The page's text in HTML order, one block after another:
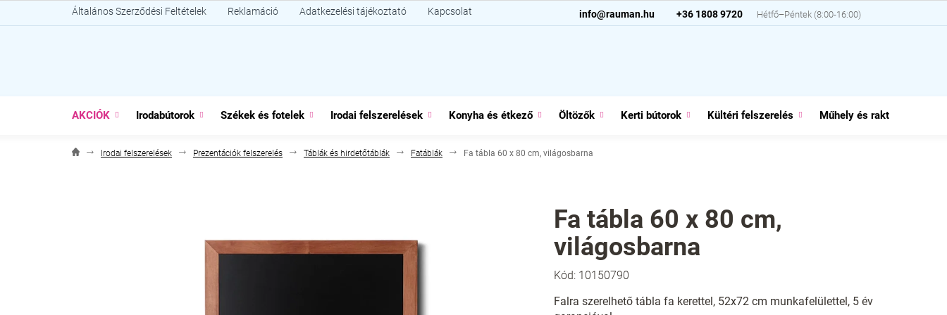
a
+36 1808 9720
info@rauman.hu
Általános Szerződési Feltételek Reklamáció Adatkezelési tájékoztató Kapcsolat
AKCIÓK Irodabútorok Székek és fotelek Irodai felszerelések Konyha és étkező Öltözők Kerti bútorok Kültéri felszerelés Műhely és raktár
Irodai felszerelések Prezentációk felszerelés Táblák és hirdetőtáblák Fatáblák Fa tábla 60 x 80 cm, világosbarna
Fa tábla 60 x 80 cm,
világosbarna
Kód: 10150790
Falra szerelhető tábla fa kerettel, 52x72 cm munkafelülettel, 5 év